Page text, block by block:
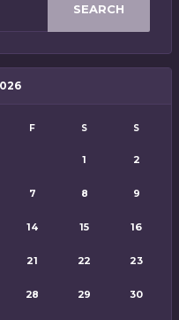
SEARCH
F S S
1 2
7 8 9
14 15 16
21 22 23
28 29 30